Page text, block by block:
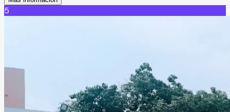
atmósfera sofisticada para disfrutar junto a familiares y
5